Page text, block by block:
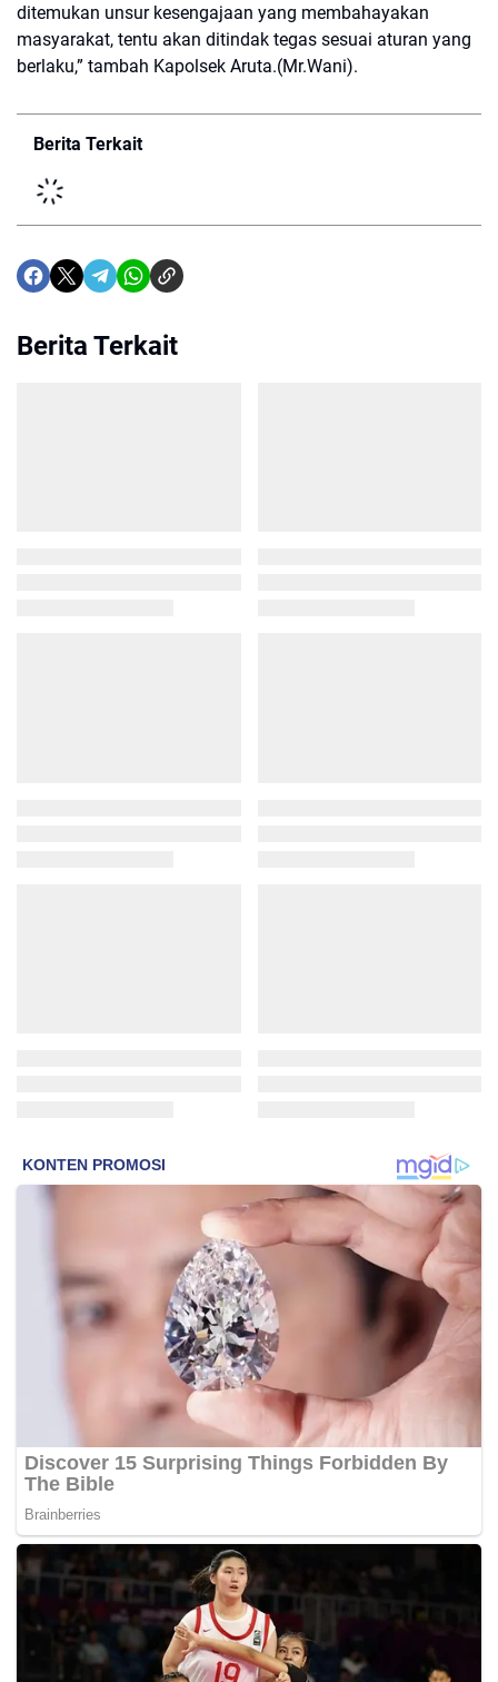
ditemukan unsur kesengajaan yang membahayakan
masyarakat, tentu akan ditindak tegas sesuai aturan yang
berlaku,” tambah Kapolsek Aruta.(Mr.Wani).
Berita Terkait
Berita Terkait